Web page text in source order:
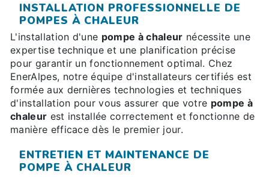
INSTALLATION PROFESSIONNELLE DE
POMPES À CHALEUR
L'installation d'une pompe à chaleur nécessite une
expertise technique et une planification précise
pour garantir un fonctionnement optimal. Chez
EnerAlpes, notre équipe d'installateurs certifiés est
formée aux dernières technologies et techniques
d'installation pour vous assurer que votre pompe à
chaleur est installée correctement et fonctionne de
manière efficace dès le premier jour.
ENTRETIEN ET MAINTENANCE DE
POMPE À CHALEUR